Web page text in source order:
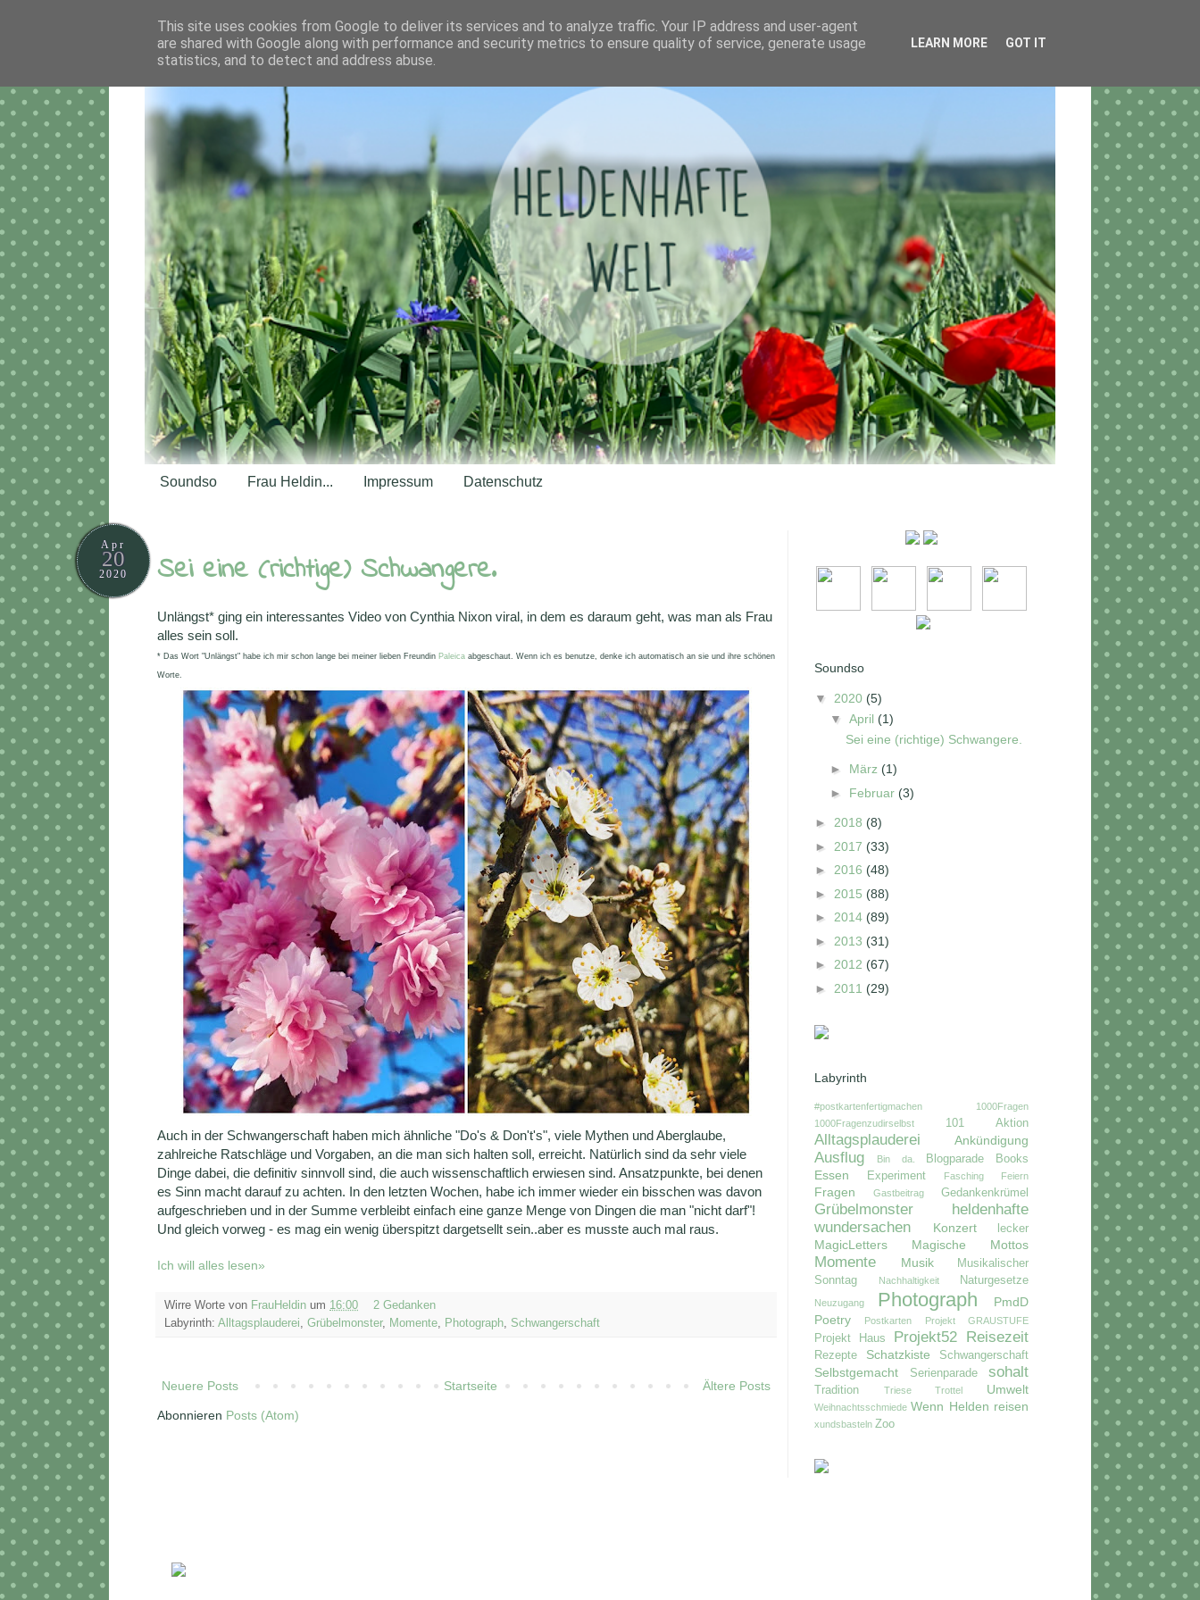
Soundso Frau Heldin... Impressum Datenschutz
Apr
20
2020 Sei eine (richtige) Schwangere.
Unlängst* ging ein interessantes Video von Cynthia Nixon viral, in dem es daraum geht, was man als Frau
alles sein soll.
* Das Wort "Unlängst" habe ich mir schon lange bei meiner lieben Freundin Paleica abgeschaut. Wenn ich es benutze, denke ich automatisch an sie und ihre schönen
Worte.
Auch in der Schwangerschaft haben mich ähnliche "Do's & Don't's", viele Mythen und Aberglaube,
zahlreiche Ratschläge und Vorgaben, an die man sich halten soll, erreicht. Natürlich sind da sehr viele
Dinge dabei, die definitiv sinnvoll sind, die auch wissenschaftlich erwiesen sind. Ansatzpunkte, bei denen
es Sinn macht darauf zu achten. In den letzten Wochen, habe ich immer wieder ein bisschen was davon
aufgeschrieben und in der Summe verbleibt einfach eine ganze Menge von Dingen die man "nicht darf"!
Und gleich vorweg - es mag ein wenig überspitzt dargetsellt sein..aber es musste auch mal raus.
Ich will alles lesen»
Wirre Worte von FrauHeldin um 16:00
2 Gedanken
Labyrinth: Alltagsplauderei Grübelmonster, Momente Photograph Schwangerschaft
Neuere Posts Ältere Posts
Startseite
Abonnieren Posts (Atom)
Soundso
▼ 2020 (5)
▼ April (1)
Sei eine (richtige) Schwangere.
► März (1)
► Februar (3)
► 2018 (8)
► 2017 (33)
► 2016 (48)
► 2015 (88)
► 2014 (89)
► 2013 (31)
► 2012 (67)
► 2011 (29)
Labyrinth
#postkartenfertigmachen
1000Fragen
1000Fragenzudirselbst
101 Aktion
Alltagsplauderei Ankündigung
Ausflug Bin da. Blogparade Books
Essen Experiment Fasching Feiern
Fragen Gastbeitrag Gedankenkrümel
Grübelmonster
heldenhafte
wundersachen
Konzert lecker
MagicLetters Magische Mottos
Momente Musik
Musikalischer
Sonntag
Nachhaltigkeit Naturgesetze
Neuzugang Photograph
PmdD
Poetry
Postkarten Projekt GRAUSTUFE
Projekt Haus Projekt52 Reisezeit
Rezepte Schatzkiste Schwangerschaft
Selbstgemacht Serienparade sohalt
Tradition Triese Trottel Umwelt
Weihnachtsschmiede Wenn Helden reisen
xundsbasteln Zoo
This site uses cookies from Google to deliver its services and to analyze traffic. Your IP address and user-agent
are shared with Google along with performance and security metrics to ensure quality of service, generate usage
statistics, and to detect and address abuse.
LEARN MORE GOT IT